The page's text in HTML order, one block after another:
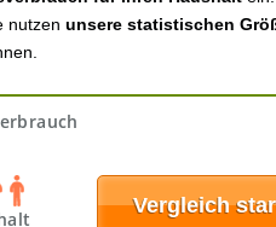
nutzen unsere statistischen